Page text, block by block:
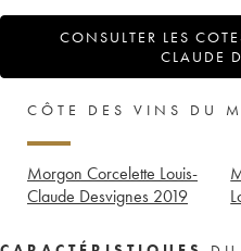
CONSULTER LES
CLAUDE
CÔTE DES VINS DU
Morgon Corcelette Louis-
Claude Desvignes 2019